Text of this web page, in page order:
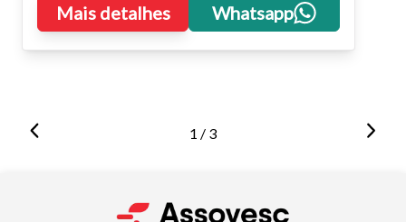
Mais detalhes Whatsapp
1 / 3